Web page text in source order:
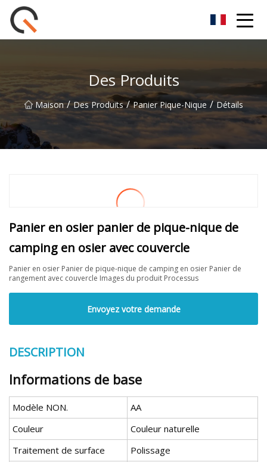
Des Produits
Maison / Des Produits / Panier Pique-Nique / Détails
Panier en osier panier de pique-nique de
camping en osier avec couvercle
Panier en osier Panier de pique-nique de camping en osier Panier de
rangement avec couvercle Images du produit Processus
Envoyez votre demande
DESCRIPTION
Informations de base
Modèle NON.
AA
Couleur
Couleur naturelle
Traitement de surface
Polissage